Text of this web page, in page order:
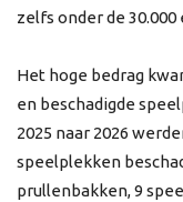
zelfs onder de 30.000
Het hoge bedrag
en beschadigde
2025 naar 2026
speelplekken
prullenbakken, 9